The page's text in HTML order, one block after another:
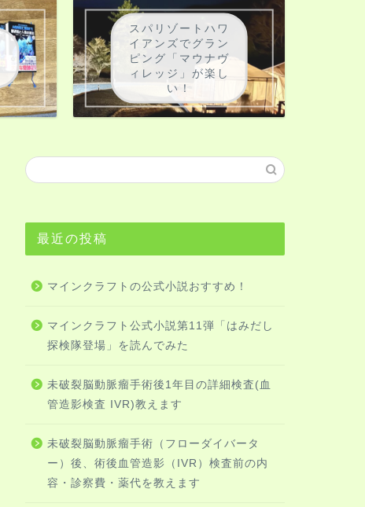
スパリゾートハワ
イアンズでグラン
ピング「マウナヴ
ィレッジ」が楽し
い！
HowTo
管造影検査
HowTo
未破裂脳動脈瘤の手術
月2日〜4日）に術後
最近の投稿
マインクラフトの公式小説おすすめ！
マインクラフト公式小説第11弾「はみだし
探検隊登場」を読んでみた
未破裂脳動脈瘤手術後1年目の詳細検査(血
管造影検査 IVR)教えます
未破裂脳動脈瘤手術（フローダイバータ
ー）後、術後血管造影（IVR）検査前の内
容・診察費・薬代を教えます